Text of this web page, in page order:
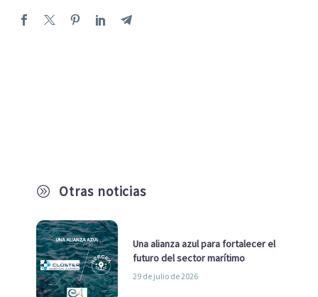
A Otras noticias
Una alianza azul para fortalecer el
futuro del sector marítimo
29 de julio de 2026